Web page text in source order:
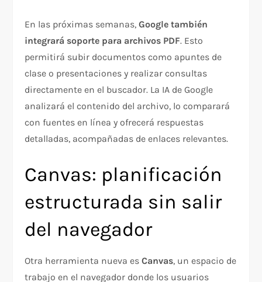
En las próximas semanas,Google también
integrará soporte para archivos PDF. Esto
permitirá subir documentos como apuntes de
clase o presentaciones y realizar consultas
directamente en el buscador. La IA de Google
analizará el contenido del archivo, lo comparará
con fuentes en línea y ofrecerá respuestas
detalladas, acompañadas de enlaces relevantes.
Canvas: planificación
estructurada sin salir
del navegador
Otra herramienta nueva esCanvas, un espacio de
trabajo en el navegador donde los usuarios